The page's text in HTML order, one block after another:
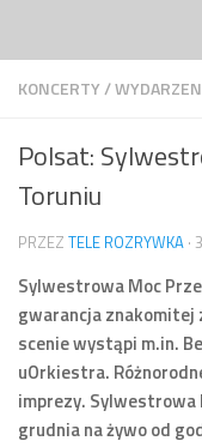
KONCERTY/
Polsat:
Toruniu
PRZEZ TELE ROZRYWKA ·
Sylwestrowa Moc
gwarancja znakomitej
scenie wystąpi m.in.
uOrkiestra.
imprezy. Sylwestrowa
grudnia na żywo od